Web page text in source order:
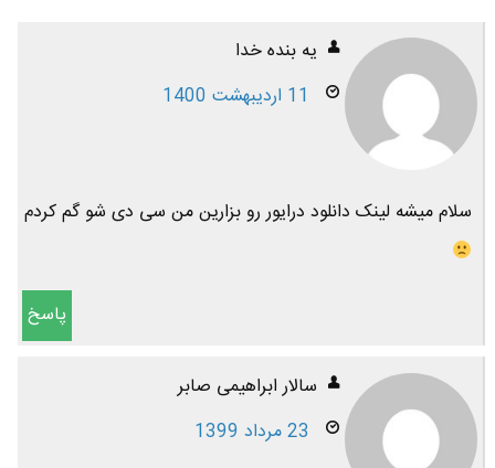
یه بنده خدا
11 اردیبهشت 1400
سلام میشه لینک دانلود درایور رو بزارین من سی دی شو گم کردم
پاسخ
سالار ابراهیمی صابر
23 مرداد 1399